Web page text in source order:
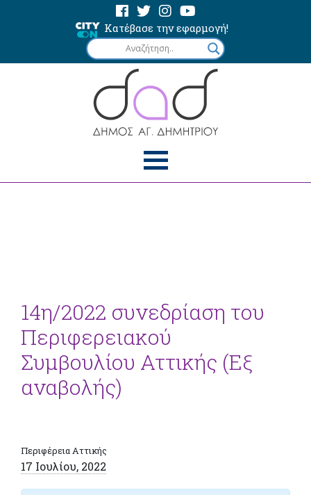
Κατέβασε την εφαρμογή!
14η/2022 συνεδρίαση του
Περιφερειακού
Συμβουλίου Αττικής (Εξ
αναβολής)
Περιφέρεια Αττικής
17 Ιουλίου, 2022